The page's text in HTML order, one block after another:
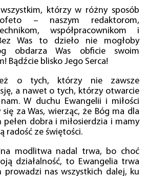
którzy w różny sposób
– naszym redaktorom,
współpracownikom i
Was to dzieło nie mogłoby
obdarza Was obficie swoim
Bądźcie blisko Jego Serca!
o tych, którzy nie zawsze
a nawet o tych, którzy otwarcie
W duchu Ewangelii i miłości
za Was, wierząc, że Bóg ma dla
pełen dobra i miłosierdzia i mamy
radość ze świętości.
modlitwa nadal trwa, bo choć
działalność, to Ewangelia trwa
prowadzi nas wszystkich dalej, ku